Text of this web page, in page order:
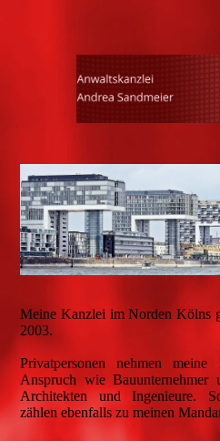
Meine Kanzlei im Norden Kölns
2003.
Privatpersonen nehmen meine
Anspruch wie Bauunternehmer
Architekten und Ingenieure.
zählen ebenfalls zu meinen